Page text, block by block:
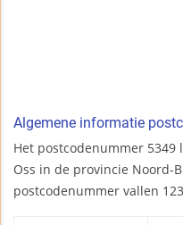
Algemene informatie
Het postcodenummer
Oss in de provincie Noord-
postcodenummer vallen